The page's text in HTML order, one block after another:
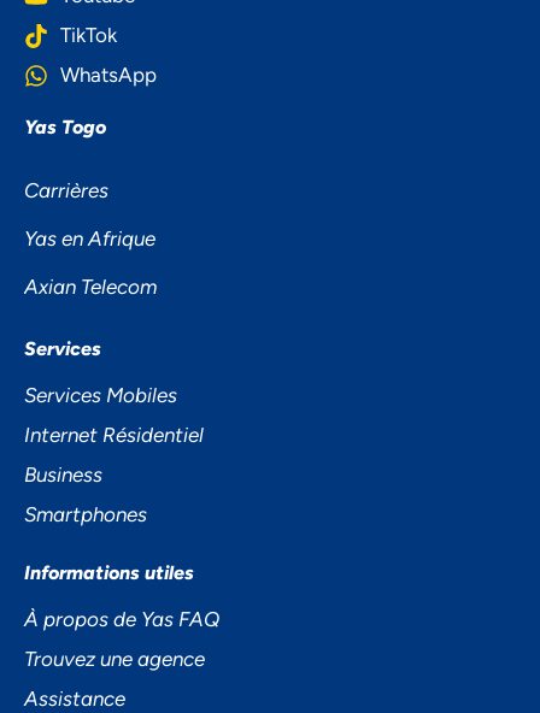
TikTok
WhatsApp
Yas Togo
Carrières
Yas en Afrique
Axian Telecom
Services
Services Mobiles
Internet Résidentiel
Business
Smartphones
Informations utiles
À propos de Yas FAQ
Trouvez une agence
Assistance
L'IMPORTANCE À VOTRE VIE